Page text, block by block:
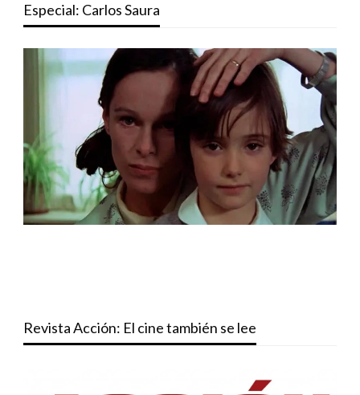
Especial: Carlos Saura
Revista Acción: El cine también se lee